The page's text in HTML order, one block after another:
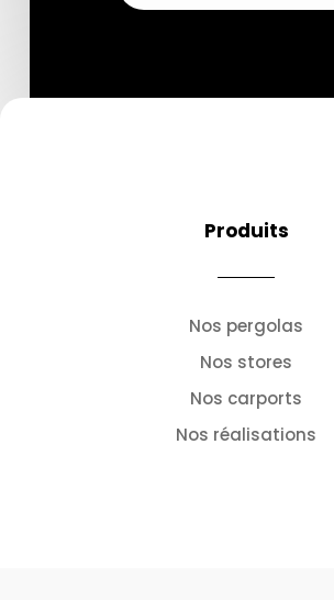
Produits
Nos pergolas
Nos stores
Nos carports
Nos réalisations